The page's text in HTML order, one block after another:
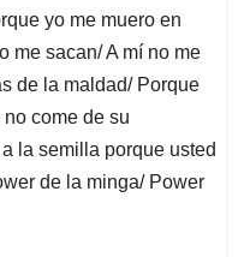
yo me muero en
me sacan/ A mí no me
de la maldad/ Porque
come de su
la semilla porque usted
de la minga/ Power